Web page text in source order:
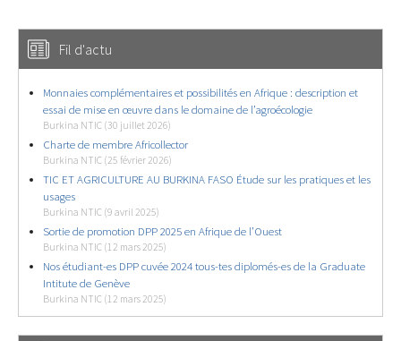
Fil d'actu
Monnaies complémentaires et possibilités en Afrique : description et
essai de mise en œuvre dans le domaine de l’agroécologie
Burkina NTIC (30 juillet 2026)
Charte de membre Africollector
Burkina NTIC (25 février 2026)
TIC ET AGRICULTURE AU BURKINA FASO Étude sur les pratiques et les
usages
Burkina NTIC (9 avril 2025)
Sortie de promotion DPP 2025 en Afrique de l’Ouest
Burkina NTIC (12 mars 2025)
Nos étudiant-es DPP cuvée 2024 tous-tes diplomés-es de la Graduate
Intitute de Genève
Burkina NTIC (12 mars 2025)